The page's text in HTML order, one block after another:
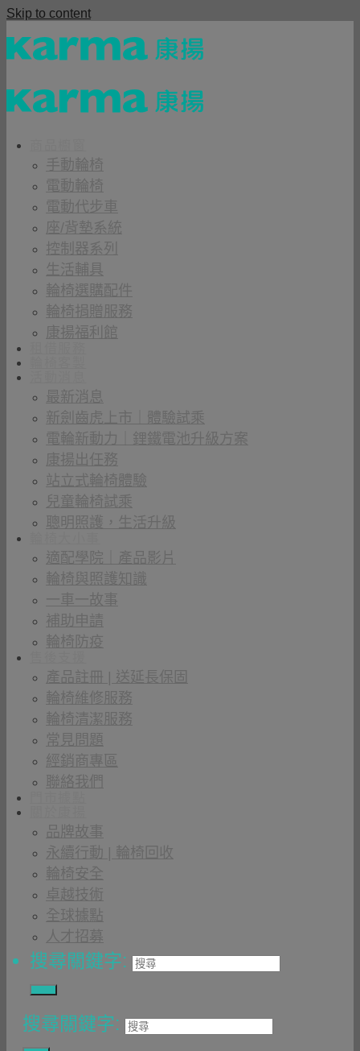
Skip to content
手動輪椅
電動輪椅
電動代步車
座/背墊系統
控制器系列
生活輔具
輪椅選購配件
輪椅捐贈服務
康揚福利館
最新消息
新劍齒虎上市｜體驗試乘
電輪新動力｜鋰鐵電池升級方案
康揚出任務
站立式輪椅體驗
兒童輪椅試乘
聰明照護，生活升級
適配學院｜產品影片
輪椅與照護知識
一車一故事
補助申請
輪椅防疫
產品註冊 | 送延長保固
輪椅維修服務
輪椅清潔服務
常見問題
經銷商專區
聯絡我們
品牌故事
永續行動 | 輪椅回收
輪椅安全
卓越技術
全球據點
人才招募
搜尋關鍵字:
搜尋關鍵字: